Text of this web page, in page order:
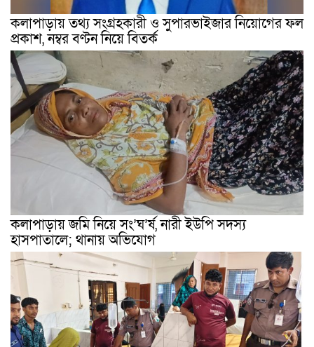
কলাপাড়ায় তথ্য সংগ্রহকারী ও সুপারভাইজার নিয়োগের ফল
প্রকাশ, নম্বর বণ্টন নিয়ে বিতর্ক
কলাপাড়ায় জমি নিয়ে সং’ঘ’র্ষ, নারী ইউপি সদস্য
হাসপাতালে; থানায় অভিযোগ